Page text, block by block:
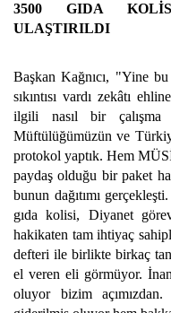
3500 GIDA
ULAŞTIRILDI
Başkan Kağnıcı, "Yine
sıkıntısı vardı zekâtı
ilgili nasıl bir
Müftülüğümüzün ve
protokol yaptık. Hem
paydaş olduğu bir paket
bunun dağıtımı
gıda kolisi, Diyanet
hakikaten tam ihtiyaç
defteri ile birlikte birkaç
el veren eli görmüyor.
oluyor bizim